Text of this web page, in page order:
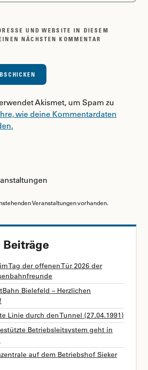
UND WEBSITE IN DIESEM
NÄCHSTEN KOMMENTAR
Akismet, um Spam zu
wie deine Kommentardaten
Veranstaltungen vorhanden.
Beiträge
Tag der offenen Tür 2026 der
Bielefeld – Herzlichen
Linie durch den Tunnel (27.04.1991)
Betriebsleitsystem geht in
auf dem Betriebshof Sieker